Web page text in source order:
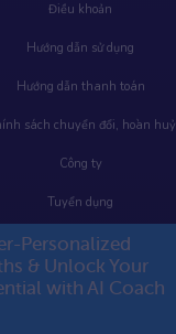
1 năm chỉ
Điều khoản
Hướng dẫn sử dụng
Hướng dẫn thanh toán
sách chuyển đổi, hoàn huỷ
Công ty
Tuyển dụng
Liên hệ
Blogs
Personalized
& Unlock Your
with AI Coach